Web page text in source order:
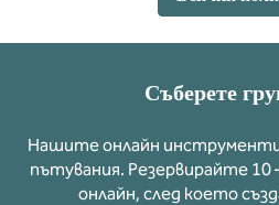
Съберете
Нашите онлайн
пътувания. Резервирайте 10
онлайн, след което